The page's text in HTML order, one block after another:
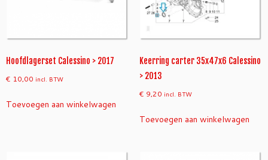
Hoofdlagerset Calessino > 2017
€ 10,00 incl. BTW
Toevoegen aan winkelwagen
Keerring carter 35x47x6 Calessino
> 2013
€ 9,20 incl. BTW
Toevoegen aan winkelwagen